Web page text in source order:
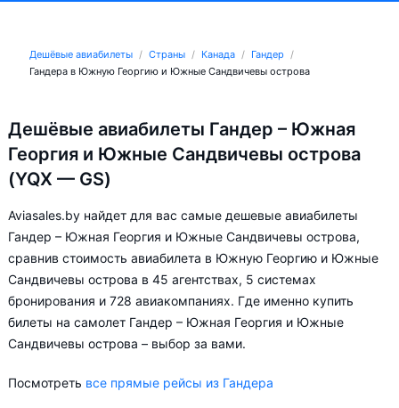
Дешёвые авиабилеты Страны Канада
Гандер
Гандера в Южную Георгию и Южные Сандвичевы острова
Дешёвые авиабилеты Гандер – Южная
Георгия и Южные Сандвичевы острова
(YQX — GS)
Aviasales.by найдет для вас самые дешевые авиабилеты
Гандер – Южная Георгия и Южные Сандвичевы острова,
сравнив стоимость авиабилета в Южную Георгию и Южные
Сандвичевы острова в 45 агентствах, 5 системах
бронирования и 728 авиакомпаниях. Где именно купить
билеты на самолет Гандер – Южная Георгия и Южные
Сандвичевы острова – выбор за вами.
Посмотреть все прямые рейсы из Гандера